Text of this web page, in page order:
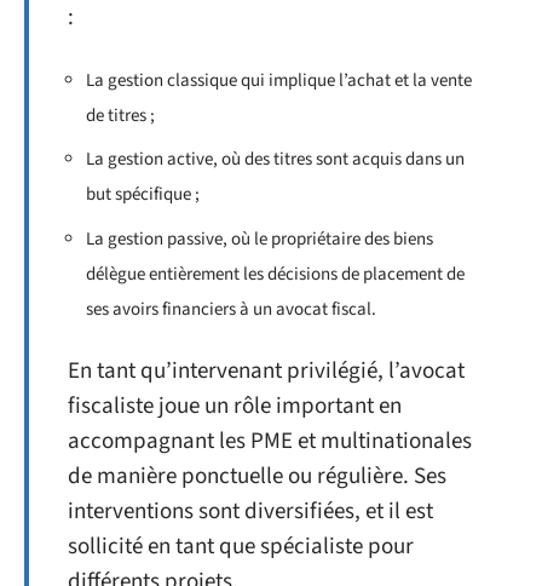
:
La gestion classique qui implique l’achat et la vente
de titres ;
La gestion active, où des titres sont acquis dans un
but spécifique ;
La gestion passive, où le propriétaire des biens
délègue entièrement les décisions de placement de
ses avoirs financiers à un avocat fiscal.
En tant qu’intervenant privilégié, l’avocat
fiscaliste joue un rôle important en
accompagnant les PME et multinationales
de manière ponctuelle ou régulière. Ses
interventions sont diversifiées, et il est
sollicité en tant que spécialiste pour